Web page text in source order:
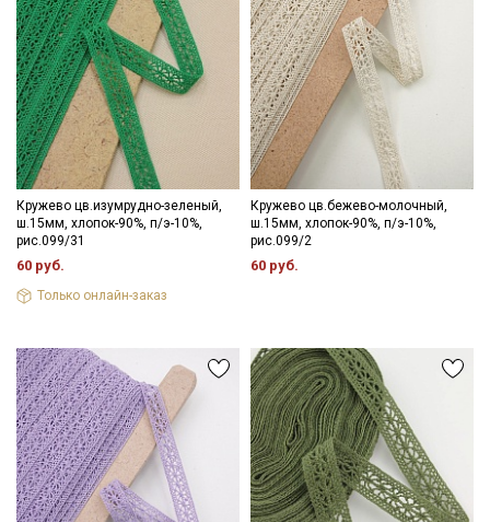
Кружево цв.изумрудно-зеленый,
ш.15мм, хлопок-90%, п/э-10%,
рис.099/31
60 руб.
Только онлайн-заказ
Кружево цв.бежево-молочный,
ш.15мм, хлопок-90%, п/э-10%,
рис.099/2
60 руб.